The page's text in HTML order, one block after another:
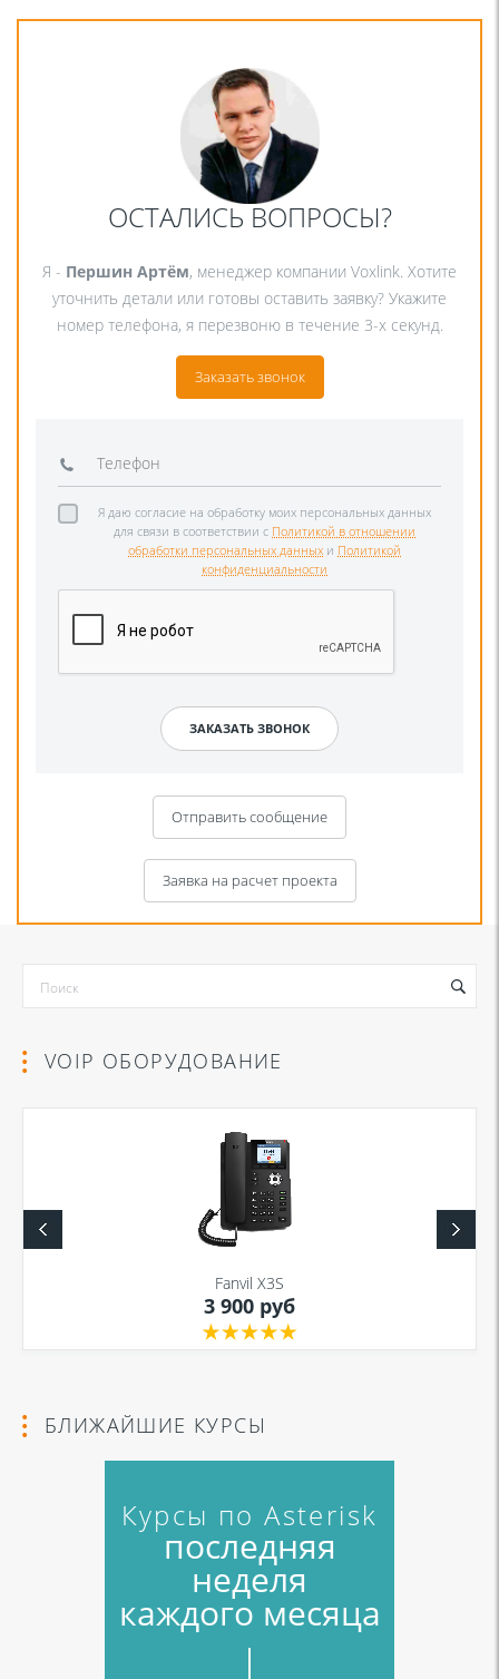
ОСТАЛИСЬ ВОПРОСЫ?
Я - Першин Артём, менеджер компании Voxlink. Хотите
уточнить детали или готовы оставить заявку? Укажите
номер телефона, я перезвоню в течение 3-х секунд.
Заказать звонок
Я даю согласие на обработку моих персональных данных
для связи в соответствии с Политикой в отношении
обработки персональных данных и Политикой
конфиденциальности
Отправить сообщение
Я даю согласие на обработку моих персональных данных для связи
Политикой в отношении обработки персональных
Политикой конфиденциальности
Заявка на расчет проекта
Я даю согласие на обработку моих персональных данных для связи
Политикой в отношении обработки персональных
VOIP ОБОРУДОВАНИЕ
Fanvil X3S
3 900 руб
БЛИЖАЙШИЕ КУРСЫ
Курсы по Asterisk
последняя
неделя
каждого месяца